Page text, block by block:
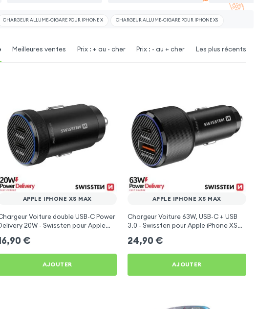
CHARGEUR ALLUME-CIGARE POUR IPHONE X CHARGEUR ALLUME-CIGARE POUR IPHONE XS
Meilleures ventes Prix : + au - cher Prix : - au + cher Les plus récents
APPLE IPHONE XS MAX
Voiture double USB-C Power
20W - Swissten pour Apple
€
AJOUTER
APPLE IPHONE XS MAX
Chargeur Voiture 63W, USB-C + USB
3.0 - Swissten pour Apple iPhone XS
24,90 €
AJOUTER